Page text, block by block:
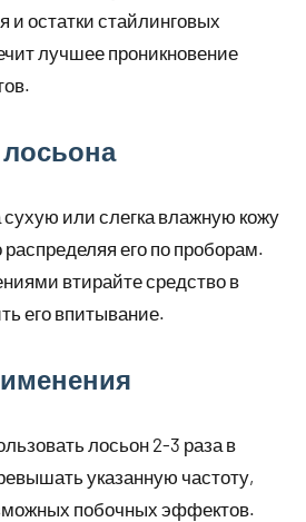
и остатки стайлинговых
лучшее проникновение
или слегка влажную кожу
его по проборам.
втирайте средство в
его впитывание.
лосьон 2-3 раза в
указанную частоту,
побочных эффектов.